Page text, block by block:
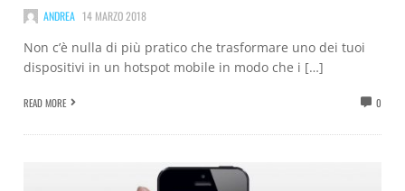
ANDREA 14 MARZO 2018
Non c’è nulla di più pratico che trasformare uno dei tuoi
dispositivi in ​​un hotspot mobile in modo che i […]
READ MORE 0